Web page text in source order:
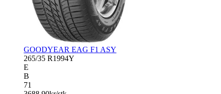
GOODYEAR EAG F1 ASY
265/35 R1994Y
E
B
71